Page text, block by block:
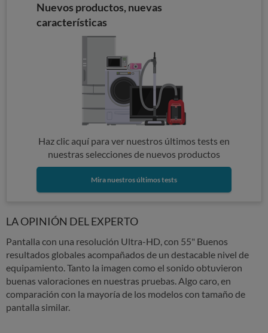
Nuevos productos, nuevas
características
Haz clic aquí para ver nuestros últimos tests en
nuestras selecciones de nuevos productos
Mira nuestros últimos tests
LA OPINIÓN DEL EXPERTO
Pantalla con una resolución Ultra-HD, con 55" Buenos
resultados globales acompañados de un destacable nivel de
equipamiento. Tanto la imagen como el sonido obtuvieron
buenas valoraciones en nuestras pruebas. Algo caro, en
comparación con la mayoría de los modelos con tamaño de
pantalla similar.